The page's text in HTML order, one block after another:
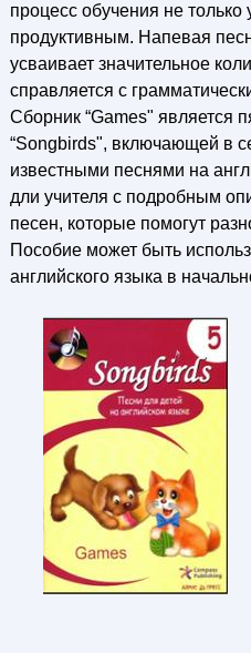
процесс обучения не
продуктивным. Напевая
усваивает значительное
справляется с
Сборник “Games" является
“Songbirds", включающей в
известными песнями на
дли учителя с подробным
песен, которые помогут
Пособие может быть
английского языка в